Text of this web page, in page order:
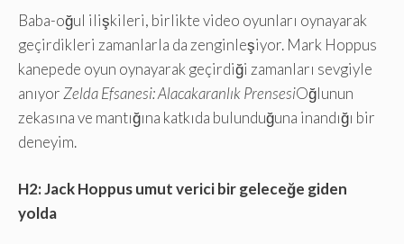
Baba-oğul ilişkileri, birlikte video oyunları oynayarak
geçirdikleri zamanlarla da zenginleşiyor. Mark Hoppus
kanepede oyun oynayarak geçirdiği zamanları sevgiyle
anıyor Zelda Efsanesi: Alacakaranlık PrensesiOğlunun
zekasına ve mantığına katkıda bulunduğuna inandığı bir
deneyim.
H2: Jack Hoppus umut verici bir geleceğe giden
yolda